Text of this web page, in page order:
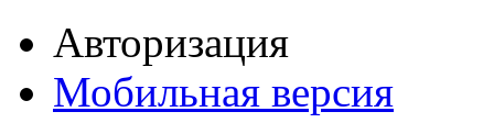
Авторизация
Мобильная версия